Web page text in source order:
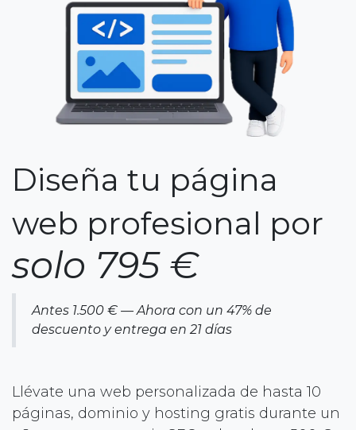
Diseña tu página
web profesion​al por
solo 795 €
Antes 1.500 € — Ahora con un 47% de
descuento y entrega en 21 días
Llévate una web personalizada de hasta 10
páginas, dominio y hosting gratis durante un